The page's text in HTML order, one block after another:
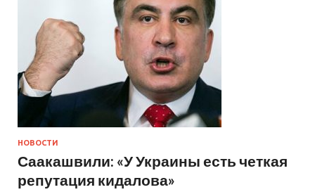
НОВОСТИ
Саакашвили: «У Украины есть четкая
репутация кидалова»